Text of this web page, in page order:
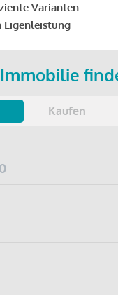
Varianten
Eigenleistung
Immobilie
Kaufen